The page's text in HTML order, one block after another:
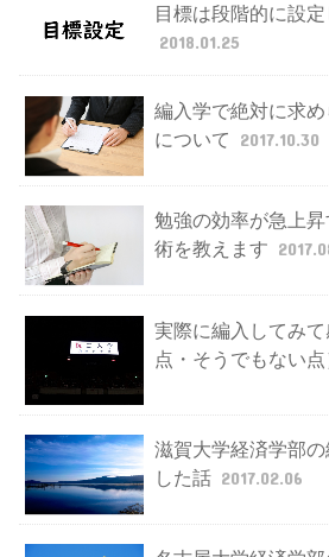
目標は段階的に設定
2018.01.25
編入学で絶対に求
について
2017.10.30
勉強の効率が急上
術を教えます
実際に編入してみ
点・そうでもない点
滋賀大学経済学部
した話 2017.02.06